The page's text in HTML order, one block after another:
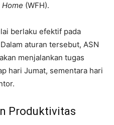
Home (WFH).
berlaku efektif pada
aturan tersebut, ASN
menjalankan tugas
hari Jumat, sementara hari
Produktivitas